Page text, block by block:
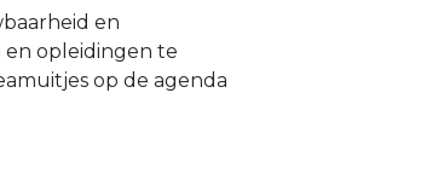
en
en opleidingen te
op de agenda